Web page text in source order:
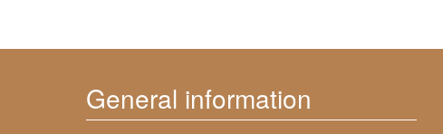
General information